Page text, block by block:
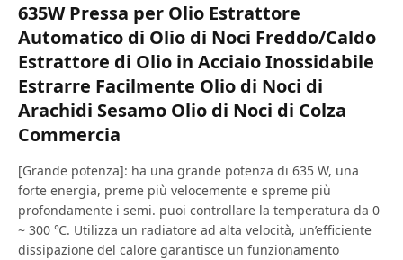
635W Pressa per Olio Estrattore
Automatico di Olio di Noci Freddo/Caldo
Estrattore di Olio in Acciaio Inossidabile
Estrarre Facilmente Olio di Noci di
Arachidi Sesamo Olio di Noci di Colza
Commercia
[Grande potenza]: ha una grande potenza di 635 W, una
forte energia, preme più velocemente e spreme più
profondamente i semi. puoi controllare la temperatura da 0
~ 300 ℃. Utilizza un radiatore ad alta velocità, un’efficiente
dissipazione del calore garantisce un funzionamento